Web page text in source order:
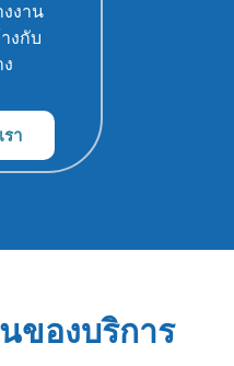
งาน
งกับ
า
ของบริการ